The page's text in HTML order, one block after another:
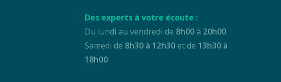
Des experts à votre écoute :
Du lundi au vendredi de 8h00à 20h00
Samedi de 8h30 à 12h30et de 13h30 à
18h00